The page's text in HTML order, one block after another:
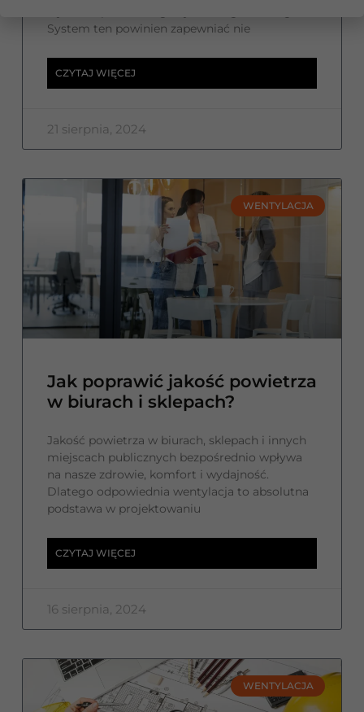
System ten powinien zapewniać nie
CZYTAJ WIĘCEJ
21 sierpnia, 2024
WENTYLACJA
Jak poprawić jakość powietrza
w biurach i sklepach?
Jakość powietrza w biurach, sklepach i innych
miejscach publicznych bezpośrednio wpływa
na nasze zdrowie, komfort i wydajność.
Dlatego odpowiednia wentylacja to absolutna
podstawa w projektowaniu
CZYTAJ WIĘCEJ
16 sierpnia, 2024
WENTYLACJA